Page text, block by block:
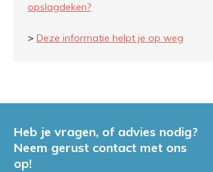
opslagdeken?
> Deze informatie helpt je op weg
Heb je vragen, of advies nodig?
Neem gerust contact met ons
op!